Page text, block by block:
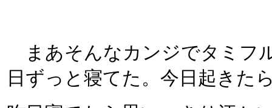
まあそんなカンジでタミフ
日ずっと寝てた。今日起きた